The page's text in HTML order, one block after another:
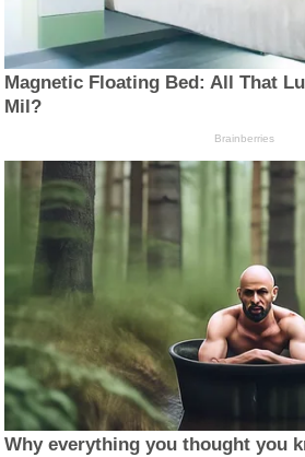
Magnetic Floating Bed: All That
Mil?
Brainberries
Why everything you thought you